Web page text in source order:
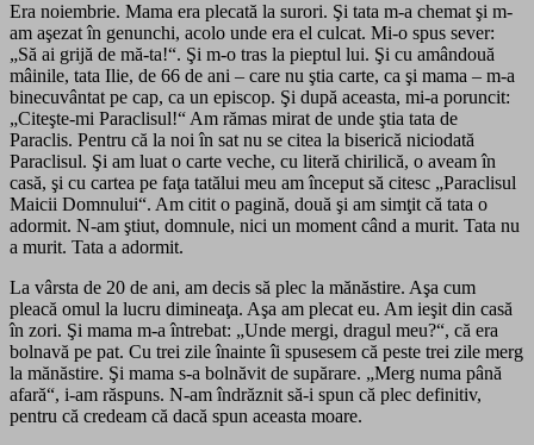
Era noiembrie. Mama era plecată la surori. Şi tata m-a chemat şi m-
am aşezat în genunchi, acolo unde era el culcat. Mi-o spus sever:
„Să ai grijă de mă-ta!“. Şi m-o tras la pieptul lui. Şi cu amândouă
mâinile, tata Ilie, de 66 de ani – care nu ştia carte, ca şi mama – m-a
binecuvântat pe cap, ca un episcop. Şi după aceasta, mi-a poruncit:
„Citeşte-mi Paraclisul!“ Am rămas mirat de unde ştia tata de
Paraclis. Pentru că la noi în sat nu se citea la biserică niciodată
Paraclisul. Şi am luat o carte veche, cu literă chirilică, o aveam în
casă, şi cu cartea pe faţa tatălui meu am început să citesc „Paraclisul
Maicii Domnului“. Am citit o pagină, două şi am simţit că tata o
adormit. N-am ştiut, domnule, nici un moment când a murit. Tata nu
a murit. Tata a adormit.
La vârsta de 20 de ani, am decis să plec la mănăstire. Aşa cum
pleacă omul la lucru dimineaţa. Aşa am plecat eu. Am ieşit din casă
în zori. Şi mama m-a întrebat: „Unde mergi, dragul meu?“, că era
bolnavă pe pat. Cu trei zile înainte îi spusesem că peste trei zile merg
la mănăstire. Şi mama s-a bolnăvit de supărare. „Merg numa până
afară“, i-am răspuns. N-am îndrăznit să-i spun că plec definitiv,
pentru că credeam că dacă spun aceasta moare.